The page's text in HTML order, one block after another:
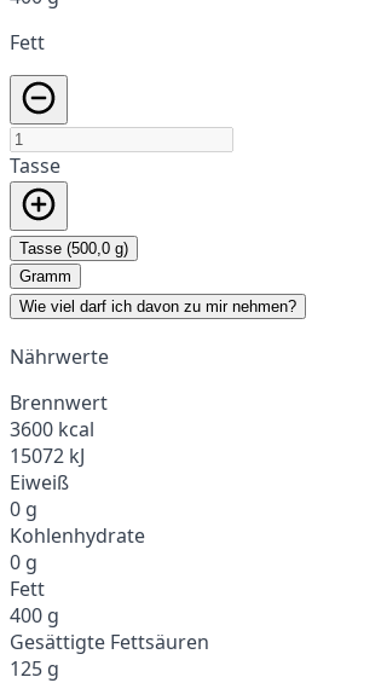
Fett
Tasse
Tasse (500,0 g)
Gramm
Wie viel darf ich davon zu mir nehmen?
Nährwerte
Brennwert
3600 kcal
15072 kJ
Eiweiß
0 g
Kohlenhydrate
0 g
Fett
400 g
Gesättigte Fettsäuren
125 g